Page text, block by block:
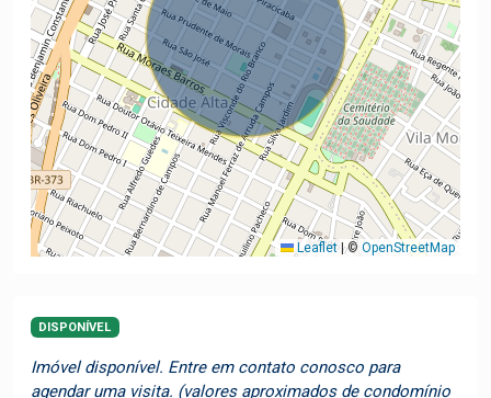
Leaflet |© OpenStreetMap
DISPONÍVEL
Imóvel disponível. Entre em contato conosco para
agendar uma visita. (valores aproximados de condomínio